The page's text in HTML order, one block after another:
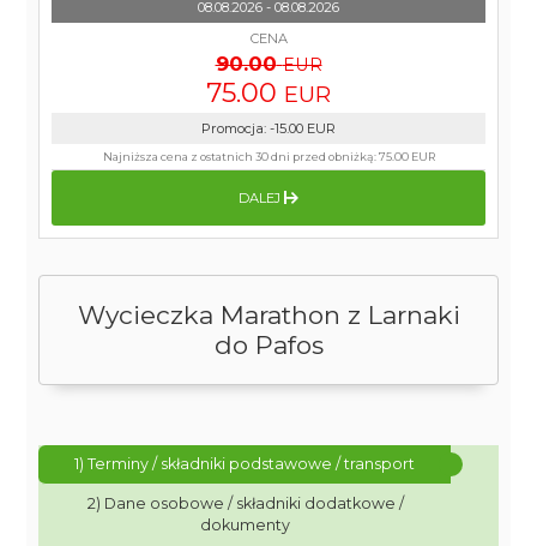
Wycieczka Marathon z Larnaki
do Pafos
1) Terminy / składniki podstawowe / transport
2) Dane osobowe / składniki dodatkowe /
dokumenty
08.08.2026 - 08.08.2026
CENA
90.00 EUR
75.00 EUR
Promocja: -15.00 EUR
Najniższa cena z ostatnich 30 dni przed obniżką:75.00 EUR
DALEJ